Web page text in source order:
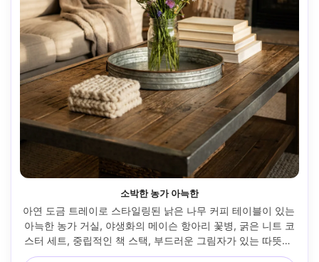
소박한 농가 아늑한
아연 도금 트레이로 스타일링된 낡은 나무 커피 테이블이 있는
아늑한 농가 거실, 야생화의 메이슨 항아리 꽃병, 굵은 니트 코
스터 세트, 중립적인 책 스택, 부드러운 그림자가 있는 따뜻한
램프 조명, Canon EOS R6, 50mm, f/1.8, 매력적인 라이프스